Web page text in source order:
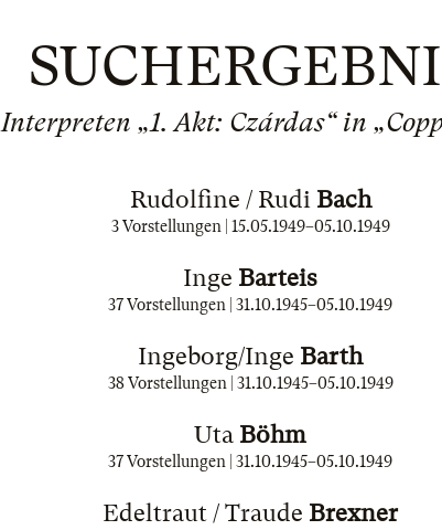
Interpreten „1. Akt: Czárdas“ in
Rudolfine / Rudi Bach
3 Vorstellungen | 15.05.1949–05.10.1949
Inge Barteis
37 Vorstellungen | 31.10.1945–05.10.1949
Ingeborg/Inge Barth
38 Vorstellungen | 31.10.1945–05.10.1949
Uta Böhm
37 Vorstellungen | 31.10.1945–05.10.1949
Edeltraut / Traude Brexner